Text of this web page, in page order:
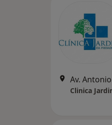
Clinica